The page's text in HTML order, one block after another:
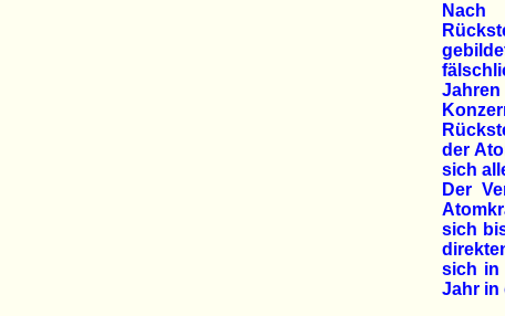
Nach
der
sich
Der
sich
sich in
Jahr in